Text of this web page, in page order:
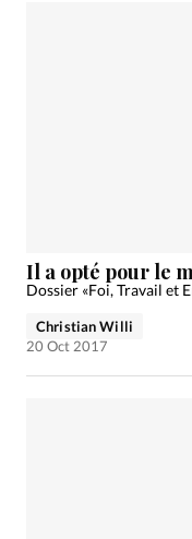
Il a opté pour le
Dossier «Foi, Travail et
Christian Willi
20 Oct 2017